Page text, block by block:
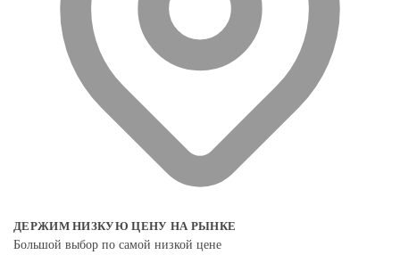
ДЕРЖИМ НИЗКУЮ ЦЕНУ НА РЫНКЕ
Большой выбор по самой низкой цене